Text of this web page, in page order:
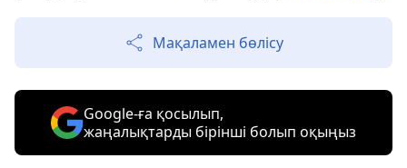
Мақаламен бөлісу
Google-ға қосылып,
жаңалықтарды бірінші болып оқыңыз